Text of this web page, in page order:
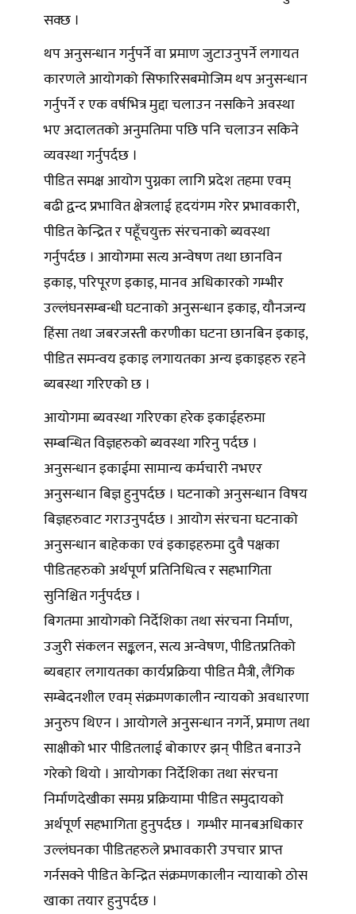
सक्छ ।
थप अनुसन्धान गर्नुपर्ने वा प्रमाण जुटाउनुपर्ने लगायत
कारणले आयोगको सिफारिसबमोजिम थप अनुसन्धान
गर्नुपर्ने र एक वर्षभित्र मुद्दा चलाउन नसकिने अवस्था
भए अदालतको अनुमतिमा पछि पनि चलाउन सकिने
व्यवस्था गर्नुपर्दछ ।
पीडित समक्ष आयोग पुग्नका लागि प्रदेश तहमा एवम्
बढी द्वन्द प्रभावित क्षेत्रलाई हृदयंगम गरेर प्रभावकारी,
पीडित केन्द्रित र पहूँचयुक्त संरचनाको ब्यवस्था
गर्नुपर्दछ । आयोगमा सत्य अन्वेषण तथा छानविन
इकाइ, परिपूरण इकाइ, मानव अधिकारको गम्भीर
उल्लंघनसम्बन्धी घटनाको अनुसन्धान इकाइ, यौनजन्य
हिंसा तथा जबरजस्ती करणीका घटना छानबिन इकाइ,
पीडित समन्वय इकाइ लगायतका अन्य इकाइहरु रहने
ब्यबस्था गरिएको छ ।
आयोगमा ब्यवस्था गरिएका हरेक इकाईहरुमा
सम्बन्धित विज्ञहरुको ब्यवस्था गरिनु पर्दछ ।
अनुसन्धान इकाईमा सामान्य कर्मचारी नभएर
अनुसन्धान बिज्ञ हुनुपर्दछ । घटनाको अनुसन्धान विषय
बिज्ञहरुवाट गराउनुपर्दछ । आयोग संरचना घटनाको
अनुसन्धान बाहेकका एवं इकाइहरुमा दुवै पक्षका
पीडितहरुको अर्थपूर्ण प्रतिनिधित्व र सहभागिता
सुनिश्चित गर्नुपर्दछ ।
बिगतमा आयोगको निर्देशिका तथा संरचना निर्माण,
उजुरी संकलन सङ्कलन, सत्य अन्वेषण, पीडितप्रतिको
ब्यबहार लगायतका कार्यप्रक्रिया पीडित मैत्री, लैंगिक
सम्बेदनशील एवम् संक्रमणकालीन न्यायको अवधारणा
अनुरुप थिएन । आयोगले अनुसन्धान नगर्ने, प्रमाण तथा
साक्षीको भार पीडितलाई बोकाएर झन् पीडित बनाउने
गरेको थियो । आयोगका निर्देशिका तथा संरचना
निर्माणदेखीका समग्र प्रक्रियामा पीडित समुदायको
अर्थपूर्ण सहभागिता हुनुपर्दछ । गम्भीर मानबअधिकार
उल्लंघनका पीडितहरुले प्रभावकारी उपचार प्राप्त
गर्नसक्ने पीडित केन्द्रित संक्रमणकालीन न्यायाको ठोस
खाका तयार हुनुपर्दछ ।